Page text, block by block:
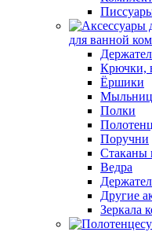
для ванной
Крючки,
Ёршики
Полки
Поручни
Стаканы
Ведра
Другие
Зеркала